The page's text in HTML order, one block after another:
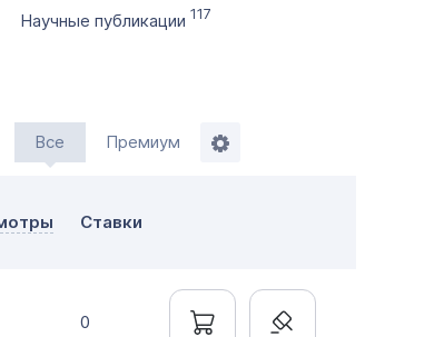
Научные публикации 117
Все Премиум
Ставки
0